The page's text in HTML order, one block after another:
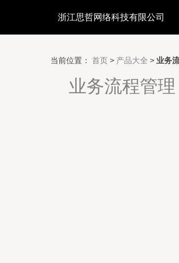
浙江思哲网络科技有限公司
当前位置： 首页 > 产品大全 > 业务
业务流程管